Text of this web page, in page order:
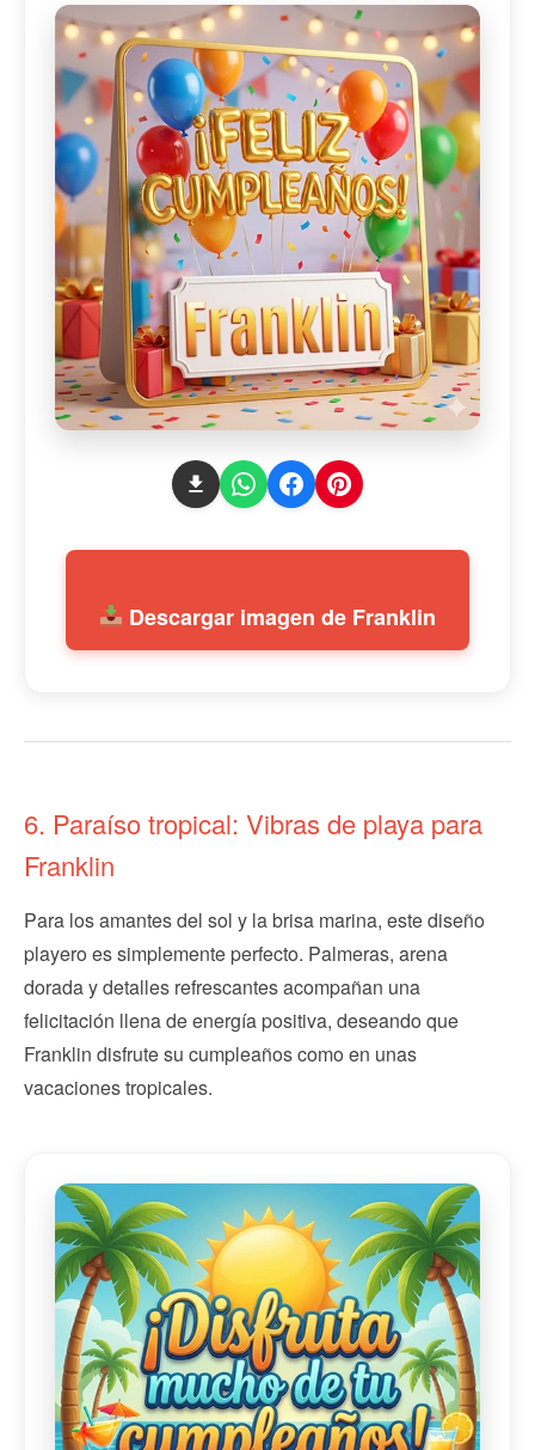
Descargar imagen de Franklin
6. Paraíso tropical: Vibras de playa para
Franklin
Para los amantes del sol y la brisa marina, este diseño
playero es simplemente perfecto. Palmeras, arena
dorada y detalles refrescantes acompañan una
felicitación llena de energía positiva, deseando que
Franklin disfrute su cumpleaños como en unas
vacaciones tropicales.